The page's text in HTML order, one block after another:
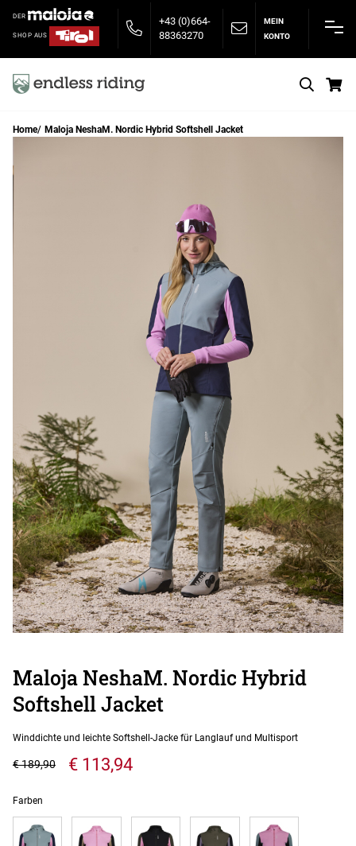
DER
SHOP AUS
+43 (0)664-
88363270
MEIN
KONTO
Home Maloja NeshaM. Nordic Hybrid Softshell Jacket
Maloja NeshaM. Nordic Hybrid
Softshell Jacket
Winddichte und leichte Softshell-Jacke für Langlauf und Multisport
€ 113,94
€ 189,90
Farben